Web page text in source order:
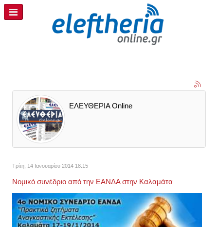
ΕΛΕΥΘΕΡΙΑ Online
Τρίτη, 14 Ιανουαρίου 2014 18:15
Νομικό συνέδριο από την ΕΑΝΔΑ στην Καλαμάτα